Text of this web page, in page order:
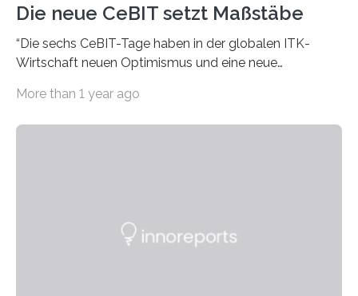
Die neue CeBIT setzt Maßstäbe
“Die sechs CeBIT-Tage haben in der globalen ITK-
Wirtschaft neuen Optimismus und eine neue
der CeBIT 2008…
More than 1 year ago